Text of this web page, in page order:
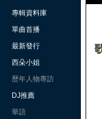
專輯資料庫
單曲首播
最新發行
西朵小姐
歷年人物專訪
DJ推薦
華語